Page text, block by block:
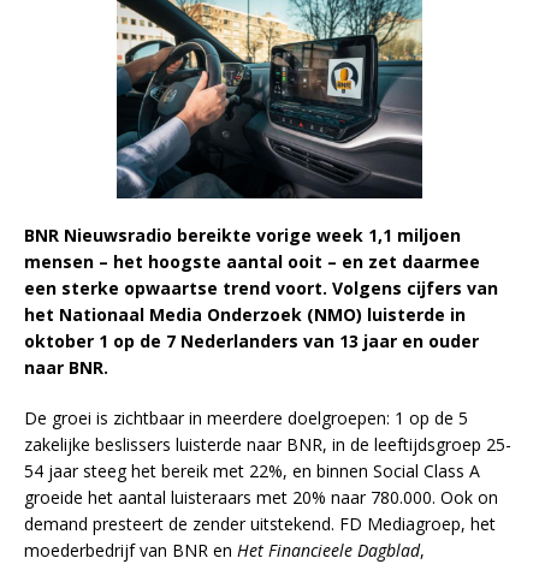
BNR Nieuwsradio bereikte vorige week 1,1 miljoen
mensen – het hoogste aantal ooit – en zet daarmee
een sterke opwaartse trend voort. Volgens cijfers van
het Nationaal Media Onderzoek (NMO) luisterde in
oktober 1 op de 7 Nederlanders van 13 jaar en ouder
naar BNR.
De groei is zichtbaar in meerdere doelgroepen: 1 op de 5
zakelijke beslissers luisterde naar BNR, in de leeftijdsgroep 25-
54 jaar steeg het bereik met 22%, en binnen Social Class A
groeide het aantal luisteraars met 20% naar 780.000. Ook on
demand presteert de zender uitstekend. FD Mediagroep, het
moederbedrijf van BNR en Het Financieele Dagblad,